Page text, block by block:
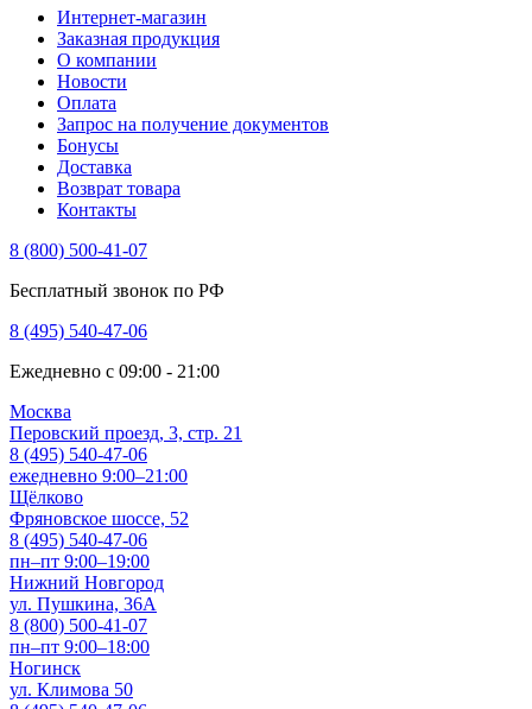
Интернет-магазин
Заказная продукция
О компании
Новости
Оплата
Запрос на получение документов
Бонусы
Доставка
Возврат товара
Контакты
8 (800) 500-41-07
Бесплатный звонок по РФ
8 (495) 540-47-06
Ежедневно с 09:00 - 21:00
Москва
Перовский проезд, 3, стр. 21
8 (495) 540-47-06
ежедневно 9:00–21:00
Щёлково
Фряновское шоссе, 52
8 (495) 540-47-06
пн–пт 9:00–19:00
Нижний Новгород
ул. Пушкина, 36А
8 (800) 500-41-07
пн–пт 9:00–18:00
Ногинск
ул. Климова 50